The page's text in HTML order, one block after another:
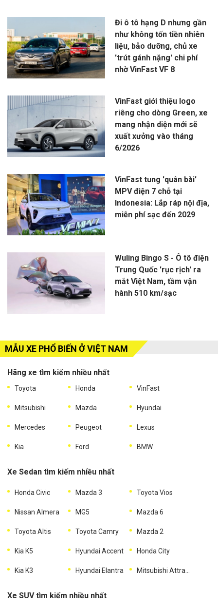
Đi ô tô hạng D nhưng gần
như không tốn tiền nhiên
liệu, bảo dưỡng, chủ xe
'trút gánh nặng' chi phí
nhờ VinFast VF 8
VinFast giới thiệu logo
riêng cho dòng Green, xe
mang nhận diện mới sẽ
xuất xưởng vào tháng
6/2026
VinFast tung 'quân bài'
MPV điện 7 chỗ tại
Indonesia: Lắp ráp nội địa,
miễn phí sạc đến 2029
Wuling Bingo S - Ô tô điện
Trung Quốc 'rục rịch' ra
mắt Việt Nam, tầm vận
hành 510 km/sạc
MẪU XE PHỔ BIẾN Ở VIỆT NAM
Hãng xe tìm kiếm nhiều nhất
Toyota Honda VinFast
Mitsubishi Mazda Hyundai
Mercedes Peugeot Lexus
Kia Ford BMW
Xe Sedan tìm kiếm nhiều nhất
Honda Civic Mazda 3 Toyota Vios
Nissan Almera MG5 Mazda 6
Toyota Altis Toyota Camry Mazda 2
Kia K5 Hyundai Accent Honda City
Kia K3 Hyundai Elantra
Xe SUV tìm kiếm nhiều nhất